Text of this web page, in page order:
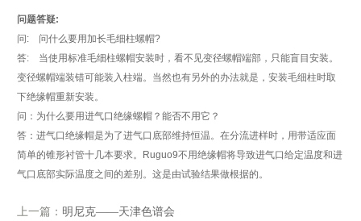
问题答疑:
问 : 问什么要用加长毛细柱螺帽?
答: 当使用标准毛细柱螺帽安装时，看不见变径螺帽端部，只能盲目安装。
变径螺帽端装错可能装入柱端。当然也有另外的办法就是，安装毛细柱时取
下绝缘帽重新安装。
问：为什么要用进气口绝缘螺帽？能否不用它？
答：进气口绝缘帽是为了进气口底部维持恒温。在分流进样时，用带适应面
简单的锥形衬管十几本要求。
Ruguo9不用绝缘帽将导致进气口给定温度和进
气口底部实际温度之间的差别。这是由试验结果做根据的。
上一篇： 明尼克——天津色谱会